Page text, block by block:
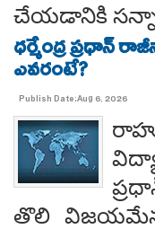
చేయడానికి
ధర్మేంద్ర ప్రధాన్
ఎవరంటే?
Publish Date:Aug 6, 2026
తొలి